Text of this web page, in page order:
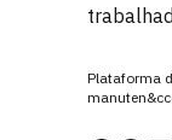
Plataforma